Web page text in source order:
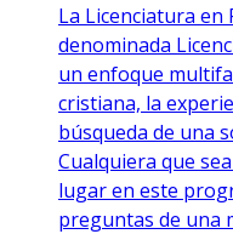
La Licenciatura en
denominada
un enfoque
cristiana, la
búsqueda de una
Cualquiera que
lugar en este
preguntas de una